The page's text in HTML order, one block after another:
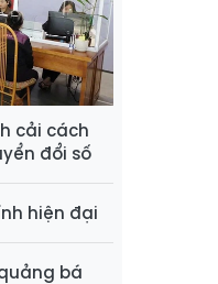
cải cách
đổi số
hiện đại
bá